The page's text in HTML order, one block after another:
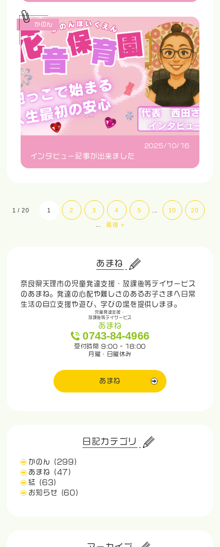
2025/10/16
インタビュー記事が出来ました
かのん
1 / 20 1 2 3 4 5 ... 10 20
... 最後 »
あまね
奈良県天理市の児童発達支援・放課後等デイサービス
のあまね。発達の心配や難しさのあるお子さまへ日常
生活の自立支援や遊び、学びの場を提供します。
児童発達支援・
放課後等デイサービス
あまね
0743-84-4966
受付時間 9:00 - 18:00
月曜・日曜休み
あまね
日記カテゴリ
かのん
(299)
あまね
(47)
結
(63)
お知らせ
(60)